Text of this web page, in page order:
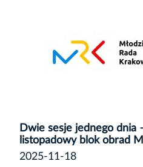
Dwie sesje jednego dnia
listopadowy blok obrad
2025-11-18